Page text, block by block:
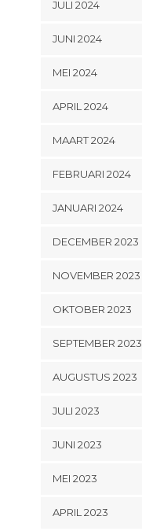
JULI 2024
JUNI 2024
MEI 2024
APRIL 2024
MAART 2024
FEBRUARI 2024
JANUARI 2024
DECEMBER 2023
NOVEMBER 2023
OKTOBER 2023
SEPTEMBER 2023
AUGUSTUS 2023
JULI 2023
JUNI 2023
MEI 2023
APRIL 2023